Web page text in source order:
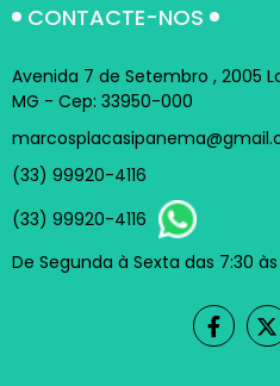
CONTACTE-NOS
Avenida 7 de Setembro , 2005
MG - Cep: 33950-000
(33) 99920-4116
(33) 99920-4116
De Segunda à Sexta das 7:30 às